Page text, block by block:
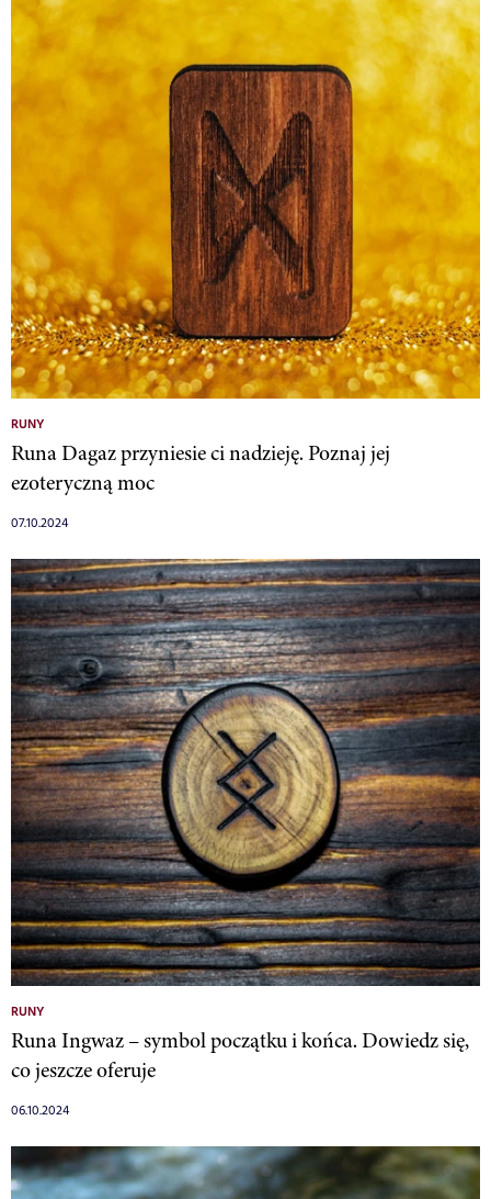
RUNY
Runa Dagaz przyniesie ci nadzieję. Poznaj jej
ezoteryczną moc
07.10.2024
RUNY
Runa Ingwaz – symbol początku i końca. Dowiedz się,
co jeszcze oferuje
06.10.2024